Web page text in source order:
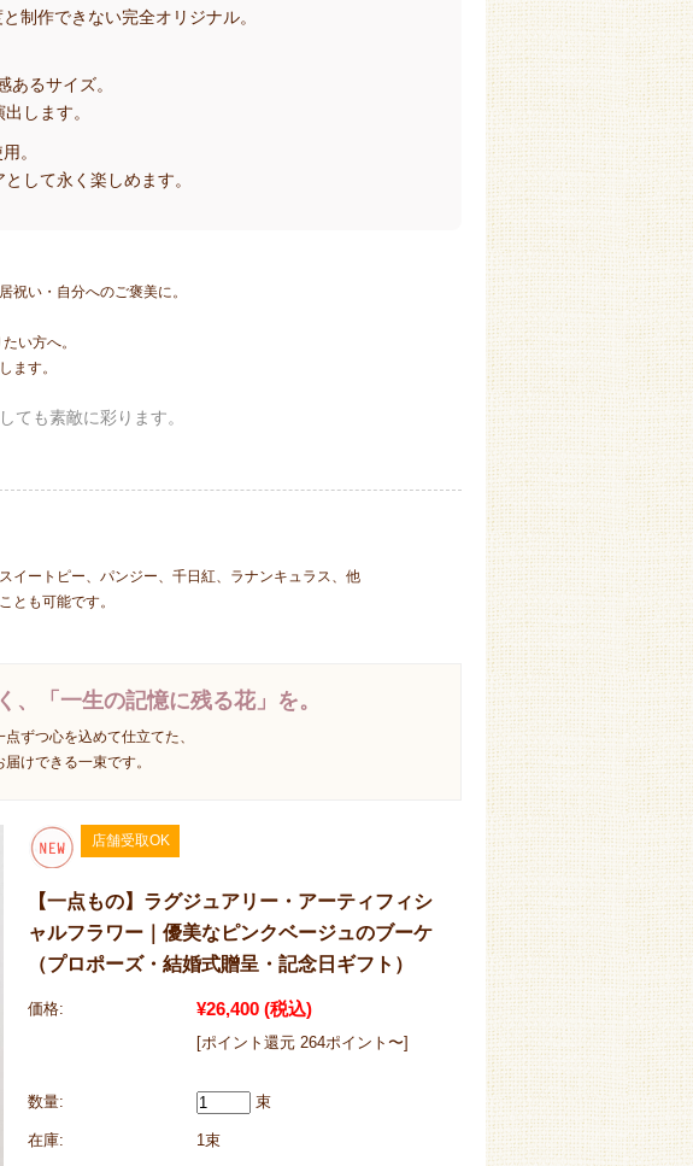
制作できない完全オリジナル。
あるサイズ。
します。
。
して永く楽しめます。
祝い・自分へのご褒美に。
い方へ。
ます。
ても素敵に彩ります。
イートピー、パンジー、千日紅、ラナンキュラス、他
とも可能です。
、「一生の記憶に残る花」を。
ずつ心を込めて仕立てた、
けできる一束です。
店舗受取OK
【一点もの】ラグジュアリー・アーティフィシ
ャルフラワー｜優美なピンクベージュのブーケ
（プロポーズ・結婚式贈呈・記念日ギフト）
価格: ¥26,400 (税込)
[ポイント還元 264ポイント〜]
数量: 束
在庫: 1束